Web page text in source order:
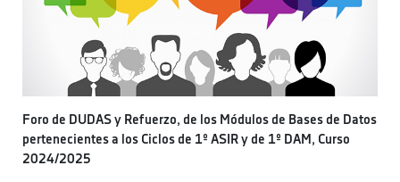
Foro de DUDAS y Refuerzo, de los Módulos de Bases de Datos
pertenecientes a los Ciclos de 1º ASIR y de 1º DAM, Curso
2024/2025